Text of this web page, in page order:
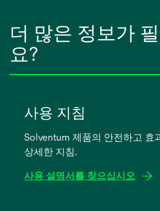
더 많은 정보가
요?
사용 지침
Solventum 제품의 안전하고 효
상세한 지침.
사용 설명서를 찾으십시오